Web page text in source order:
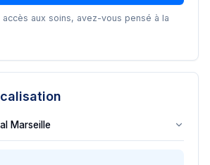
aux soins, avez-vous pensé à la